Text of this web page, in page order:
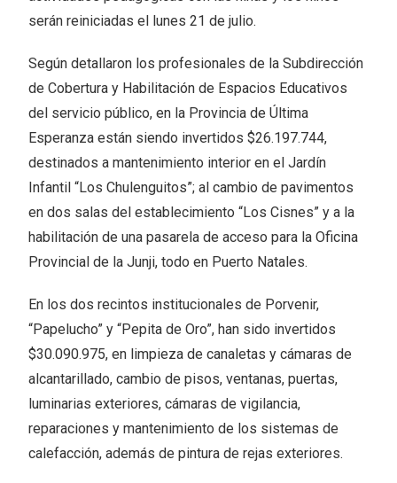
serán reiniciadas el lunes 21 de julio.
Según detallaron los profesionales de la Subdirección
de Cobertura y Habilitación de Espacios Educativos
del servicio público, en la Provincia de Última
Esperanza están siendo invertidos $26.197.744,
destinados a mantenimiento interior en el Jardín
Infantil “Los Chulenguitos”; al cambio de pavimentos
en dos salas del establecimiento “Los Cisnes” y a la
habilitación de una pasarela de acceso para la Oficina
Provincial de la Junji, todo en Puerto Natales.
En los dos recintos institucionales de Porvenir,
“Papelucho” y “Pepita de Oro”, han sido invertidos
$30.090.975, en limpieza de canaletas y cámaras de
alcantarillado, cambio de pisos, ventanas, puertas,
luminarias exteriores, cámaras de vigilancia,
reparaciones y mantenimiento de los sistemas de
calefacción, además de pintura de rejas exteriores.